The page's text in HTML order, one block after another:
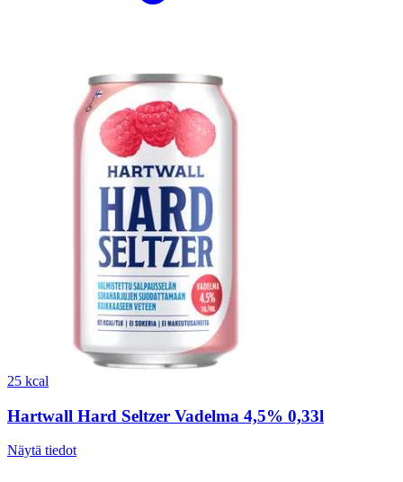
25 kcal
Hartwall Hard Seltzer Vadelma 4,5% 0,33l
Näytä tiedot